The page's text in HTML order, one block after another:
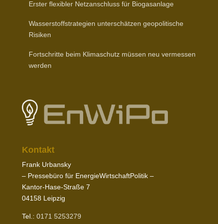
Erster flexibler Netz­an­schluss für Biogasanlage
Wasser­stoff­stra­tegien unter­schätzen geopo­li­tische
Risiken
Fort­schritte beim Klima­schutz müssen neu vermessen
werden
Kontakt
Frank Urbansky
– Pres­sebüro für EnergieWirtschaftPolitik –
Kantor-​Hase-​Straße 7
04158Leipzig
Tel.: 0171 5253279